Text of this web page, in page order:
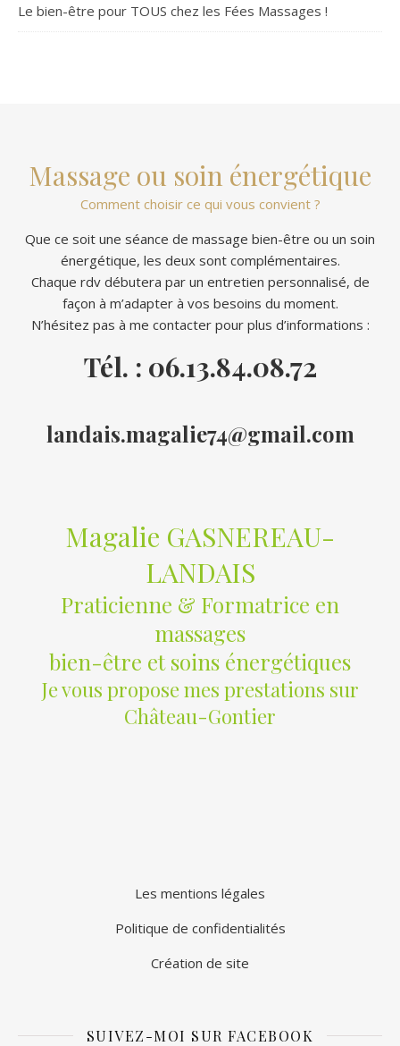
Le bien-être pour TOUS chez les Fées Massages !
Massage ou soin énergétique
Comment choisir ce qui vous convient ?
Que ce soit une séance de massage bien-être ou un soin
énergétique, les deux sont complémentaires.
Chaque rdv débutera par un entretien personnalisé, de
façon à m’adapter à vos besoins du moment.
N’hésitez pas à me contacter pour plus d’informations :
Tél. : 06.13.84.08.72
landais.magalie74@gmail.com
Magalie GASNEREAU-
LANDAIS
Praticienne & Formatrice en
massages
bien-être et soins énergétiques
Je vous propose mes prestations sur
Château-Gontier
Les mentions légales
Politique de confidentialités
Création de site
SUIVEZ-MOI SUR FACEBOOK